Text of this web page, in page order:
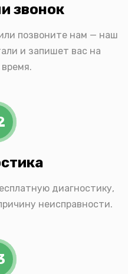
звонок
позвоните нам — наш
и запишет вас на
диагностику,
неисправности.